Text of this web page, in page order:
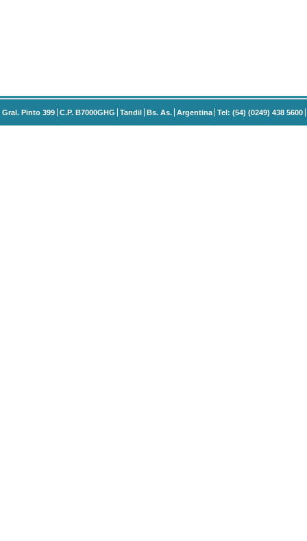
Gral. Pinto 399 C.P. B7000GHG Tandil Bs. As. Argentina Tel: (54) (0249) 438 5600